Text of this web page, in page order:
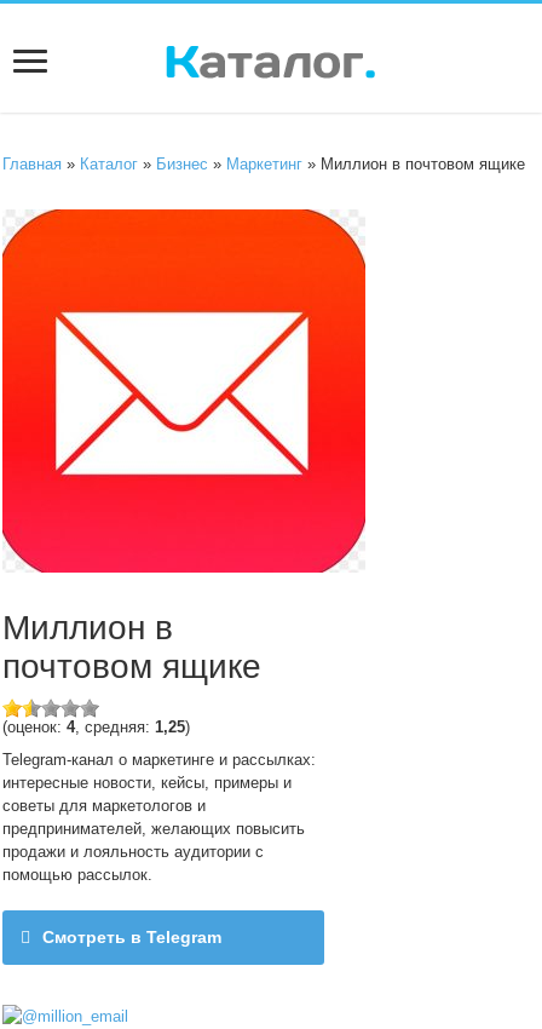
Главная » Каталог » Бизнес » Маркетинг » Миллион в почтовом ящике
Миллион в
почтовом ящике
(оценок:4, средняя:1,25)
Telegram-канал о маркетинге и рассылках:
интересные новости, кейсы, примеры и
советы для маркетологов и
предпринимателей, желающих повысить
продажи и лояльность аудитории с
помощью рассылок.
Смотреть в Telegram